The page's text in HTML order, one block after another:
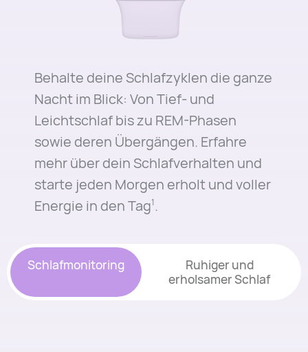
Behalte deine Schlafzyklen die ganze
Nacht im Blick: Von Tief- und
Leichtschlaf bis zu REM-Phasen
sowie deren Übergängen. Erfahre
mehr über dein Schlafverhalten und
starte jeden Morgen erholt und voller
Energie in den Tag⁠1.
Schlafmonitoring
Ruhiger und
erholsamer Schlaf